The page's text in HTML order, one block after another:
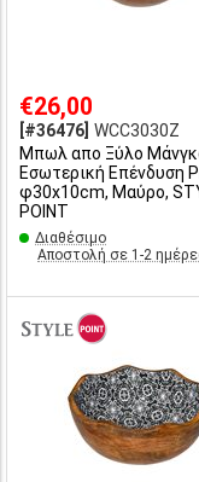
€26,00
[#36476] WCC3030Z
Μπωλ απο Ξύλο
Εσωτερική Επένδυση
φ30x10cm, Μαύρο,
POINT
Διαθέσιμο
Αποστολή σε 1-2